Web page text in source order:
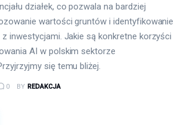
działek, co pozwala na bardziej
wartości gruntów i identyfikowanie
inwestycjami. Jakie są konkretne korzyści
AI w polskim sektorze
się temu bliżej.
0 BY REDAKCJA